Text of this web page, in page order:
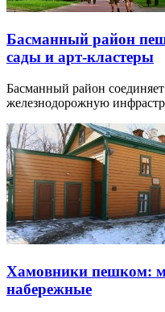
Басманный район
сады и арт-кластеры
Басманный район
железнодорожную
Хамовники пешком:
набережные